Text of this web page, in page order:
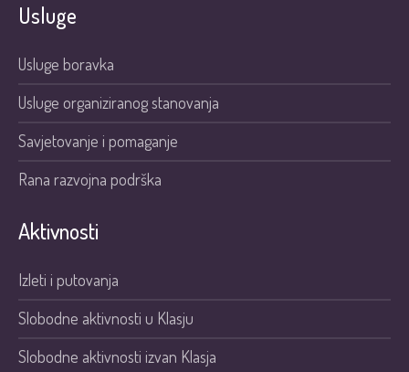
Usluge
Usluge boravka
Usluge organiziranog stanovanja
Savjetovanje i pomaganje
Rana razvojna podrška
Aktivnosti
Izleti i putovanja
Slobodne aktivnosti u Klasju
Slobodne aktivnosti izvan Klasja